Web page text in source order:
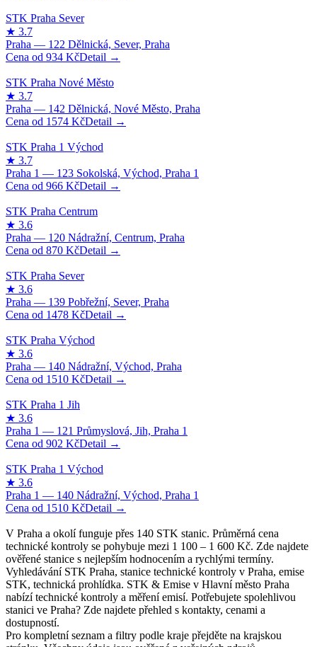
934 Kč
1574 Kč
966 Kč
870 Kč
1478 Kč
1510 Kč
902 Kč
1510 Kč
V Praha a okolí funguje přes 140 STK stanic. Průměrná cena
technické kontroly se pohybuje mezi 1 100 – 1 600 Kč. Zde najdete
ověřené stanice s nejlepším hodnocením a rychlými termíny.
Vyhledávání STK Praha, stanice technické kontroly v Praha, emise
STK, technická prohlídka. STK & Emise v Hlavní město Praha
nabízí technické kontroly a měření emisí. Potřebujete spolehlivou
stanici ve Praha? Zde najdete přehled s kontakty, cenami a
dostupností.
Pro kompletní seznam a filtry podle kraje přejděte na krajskou